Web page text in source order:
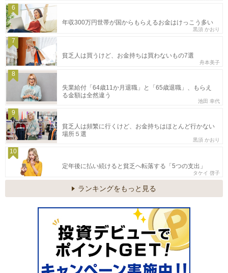
6
年収300万円世帯が国からもらえるお金はけっこう多い
黒須 かおり
7
貧乏人は買うけど、お金持ちは買わないもの7選
舟本美子
8
失業給付「64歳11か月退職」と「65歳退職」、もらえ
る金額は全然違う
池田 幸代
9
貧乏人は頻繁に行くけど、お金持ちはほとんど行かない
場所５選
黒須 かおり
10
定年後に払い続けると貧乏へ転落する「5つの支出」
タケイ 啓子
ランキングをもっと見る